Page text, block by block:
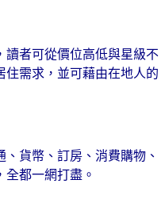
讀者可從價位高低與星級不
住需求，並可藉由在地人的
貨幣、訂房、消費購物、
都一網打盡。